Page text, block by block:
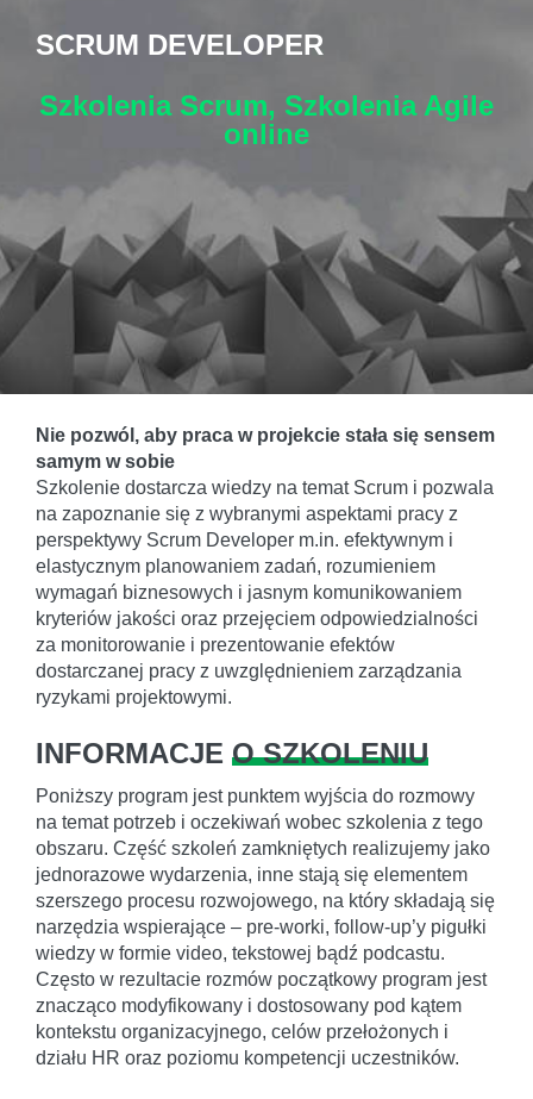
SCRUM DEVELOPER
Szkolenia Scrum, Szkolenia Agile
online
Nie pozwól, aby praca w projekcie stała się sensem
samym w sobie
Szkolenie dostarcza wiedzy na temat Scrum i pozwala
na zapoznanie się z wybranymi aspektami pracy z
perspektywy Scrum Developer m.in. efektywnym i
elastycznym planowaniem zadań, rozumieniem
wymagań biznesowych i jasnym komunikowaniem
kryteriów jakości oraz przejęciem odpowiedzialności
za monitorowanie i prezentowanie efektów
dostarczanej pracy z uwzględnieniem zarządzania
ryzykami projektowymi.
INFORMACJE O SZKOLENIU
Poniższy program jest punktem wyjścia do rozmowy
na temat potrzeb i oczekiwań wobec szkolenia z tego
obszaru. Część szkoleń zamkniętych realizujemy jako
jednorazowe wydarzenia, inne stają się elementem
szerszego procesu rozwojowego, na który składają się
narzędzia wspierające – pre-worki, follow-up’y pigułki
wiedzy w formie video, tekstowej bądź podcastu.
Często w rezultacie rozmów początkowy program jest
znacząco modyfikowany i dostosowany pod kątem
kontekstu organizacyjnego, celów przełożonych i
działu HR oraz poziomu kompetencji uczestników.